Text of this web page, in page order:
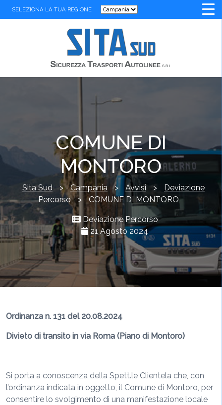
SELEZIONA LA TUA REGIONE
COMUNE DI
MONTORO
Sita Sud > Campania > Avvisi >
Deviazione
Percorso > COMUNE DI MONTORO
Deviazione Percorso
21 Agosto 2024
Ordinanza n. 131 del 20.08.2024
Divieto di transito in via Roma (Piano di Montoro)
Si porta a conoscenza della Spett.le Clientela che, con
l’ordinanza indicata in oggetto, il Comune di Montoro, per
consentire lo svolgimento di una manifestazione locale